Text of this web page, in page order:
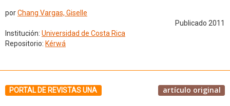
porChang Vargas, Giselle
Publicado 2011
Institución: Universidad de Costa Rica
Repositorio: Kérwá
PORTAL DE REVISTAS UNA artículo original